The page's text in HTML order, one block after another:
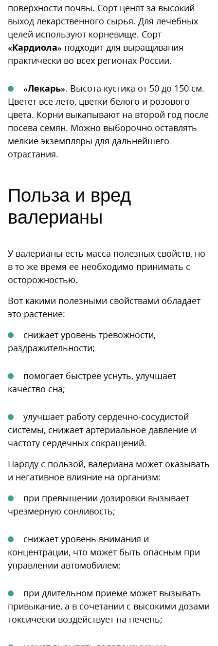
поверхности почвы. Сорт ценят за высокий
выход лекарственного сырья. Для лечебных
целей используют корневище. Сорт
«Кардиола» подходит для выращивания
практически во всех регионах России.
«Лекарь». Высота кустика от 50 до 150 см.
Цветет все лето, цветки белого и розового
цвета. Корни выкапывают на второй год после
посева семян. Можно выборочно оставлять
мелкие экземпляры для дальнейшего
отрастания.
Польза и вред
валерианы
У валерианы есть масса полезных свойств, но
в то же время ее необходимо принимать с
осторожностью.
Вот какими полезными свойствами обладает
это растение:
снижает уровень тревожности,
раздражительности;
помогает быстрее уснуть, улучшает
качество сна;
улучшает работу сердечно-сосудистой
системы, снижает артериальное давление и
частоту сердечных сокращений.
Наряду с пользой, валериана может оказывать
и негативное влияние на организм:
при превышении дозировки вызывает
чрезмерную сонливость;
снижает уровень внимания и
концентрации, что может быть опасным при
управлении автомобилем;
при длительном приеме может вызывать
привыкание, а в сочетании с высокими дозами
токсически воздействует на печень;